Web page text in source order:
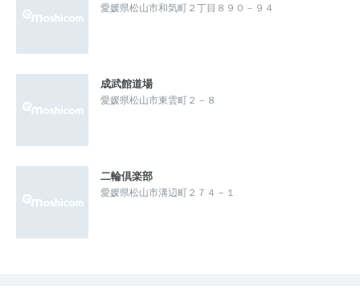
愛媛県松山市和気町２丁目８９０－９４
成武館道場
愛媛県松山市東雲町２－８
二輪倶楽部
愛媛県松山市溝辺町２７４－１